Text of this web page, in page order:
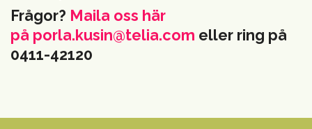
Frågor? Maila oss här
på porla.kusin@telia.com eller ring på
0411-42120